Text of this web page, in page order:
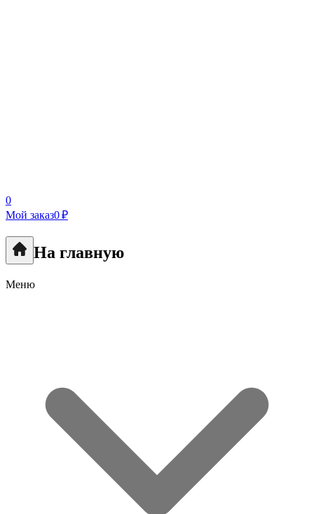
0
Мой заказ0 ₽
На главную
Меню